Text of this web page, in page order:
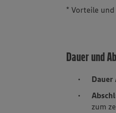
* Vorteile
Dauer und
Dauer
zum